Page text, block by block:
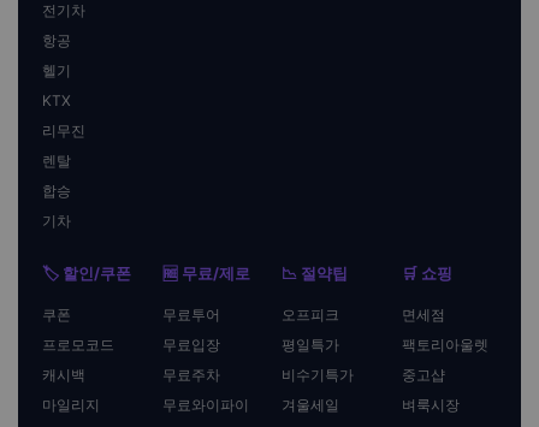
전기차
항공
헬기
KTX
리무진
렌탈
합승
기차
🏷️ 할인/쿠폰
쿠폰
프로모코드
캐시백
마일리지
🆓 무료/제로
무료투어
무료입장
무료주차
무료와이파이
📉 절약팁
오프피크
평일특가
비수기특가
겨울세일
🛒 쇼핑
면세점
팩토리아울렛
중고샵
벼룩시장